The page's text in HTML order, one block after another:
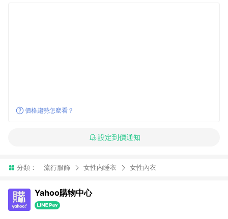
價格趨勢怎麼看？
設定到價通知
分類： 流行服飾 女性內睡衣 女性內衣
Yahoo購物中心